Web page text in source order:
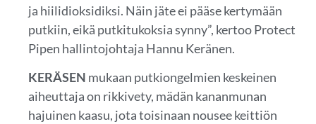
ja hiilidioksidiksi. Näin jäte ei pääse kertymään
putkiin, eikä putkitukoksia synny”, kertoo Protect
Pipen hallintojohtaja Hannu Keränen.
KERÄSEN mukaan putkiongelmien keskeinen
aiheuttaja on rikkivety, mädän kananmunan
hajuinen kaasu, jota toisinaan nousee keittiön